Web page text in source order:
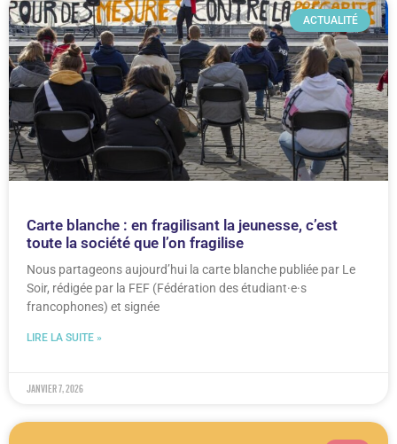
ACTUALITÉ
Carte blanche : en fragilisant la jeunesse, c’est
toute la société que l’on fragilise
Nous partageons aujourd’hui la carte blanche publiée par Le
Soir, rédigée par la FEF (Fédération des étudiant·e·s
francophones) et signée
LIRE LA SUITE »
janvier 7, 2026